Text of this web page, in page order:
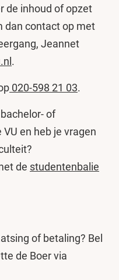
de inhoud of opzet
dan contact op met
Jeannet
.
020-598 21 03.
of
en heb je vragen
de studentenbalie
of betaling? Bel
de Boer via